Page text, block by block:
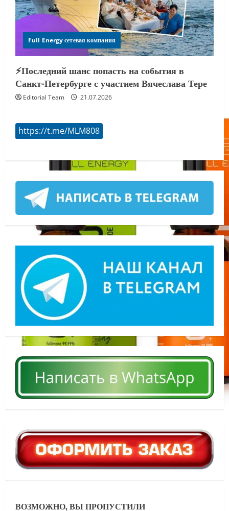
Full Energy сетевая компания
⚡️Последний шанс попасть на события в
Санкт-Петербурге с участием Вячеслава Тере
Editorial Team 21.07.2026
https://t.me/MLM808
ВОЗМОЖНО, ВЫ ПРОПУСТИЛИ